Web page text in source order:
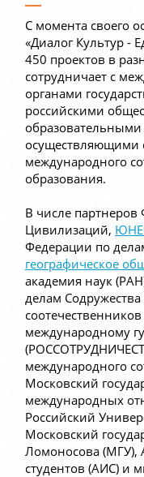
С момента своего
«Диалог Культур -
450 проектов в
сотрудничает с
органами
российскими
осуществляющими
международного
образования.
В числе
Цивилизаций,
Федерации по
географическое
академия наук
делам
международному
международного
Московский
международных
Российский
Московский
Ломоносова (МГУ),
студентов (АИС) и